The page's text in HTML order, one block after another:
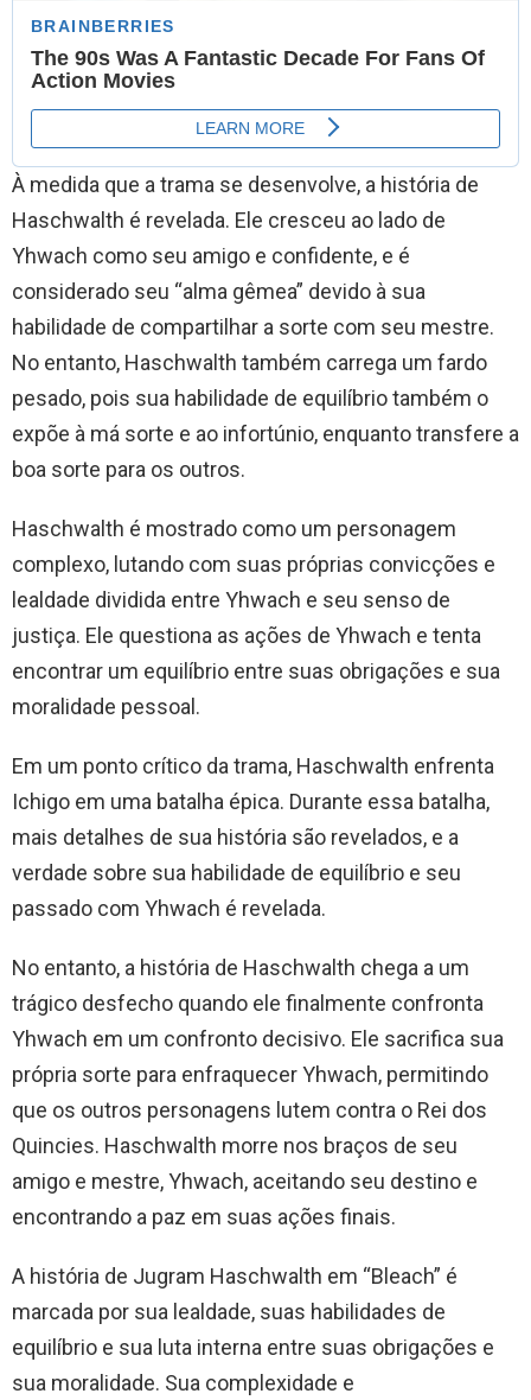
À medida que a trama se desenvolve, a história de
Haschwalth é revelada. Ele cresceu ao lado de
Yhwach como seu amigo e confidente, e é
considerado seu “alma gêmea” devido à sua
habilidade de compartilhar a sorte com seu mestre.
No entanto, Haschwalth também carrega um fardo
pesado, pois sua habilidade de equilíbrio também o
expõe à má sorte e ao infortúnio, enquanto transfere a
boa sorte para os outros.
Haschwalth é mostrado como um personagem
complexo, lutando com suas próprias convicções e
lealdade dividida entre Yhwach e seu senso de
justiça. Ele questiona as ações de Yhwach e tenta
encontrar um equilíbrio entre suas obrigações e sua
moralidade pessoal.
Em um ponto crítico da trama, Haschwalth enfrenta
Ichigo em uma batalha épica. Durante essa batalha,
mais detalhes de sua história são revelados, e a
verdade sobre sua habilidade de equilíbrio e seu
passado com Yhwach é revelada.
No entanto, a história de Haschwalth chega a um
trágico desfecho quando ele finalmente confronta
Yhwach em um confronto decisivo. Ele sacrifica sua
própria sorte para enfraquecer Yhwach, permitindo
que os outros personagens lutem contra o Rei dos
Quincies. Haschwalth morre nos braços de seu
amigo e mestre, Yhwach, aceitando seu destino e
encontrando a paz em suas ações finais.
A história de Jugram Haschwalth em “Bleach” é
marcada por sua lealdade, suas habilidades de
equilíbrio e sua luta interna entre suas obrigações e
sua moralidade. Sua complexidade e